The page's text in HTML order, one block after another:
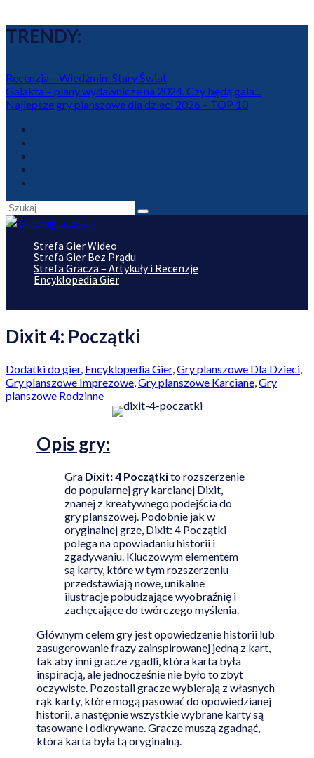
TRENDY:
Recenzja – Wiedźmin: Stary Świat
Galakta – plany wydawnicze na 2024. Czy będą gala...
Najlepsze gry planszowe dla dzieci 2026 – TOP 10
Strefa Gier Wideo
Strefa Gier Bez Prądu
Strefa Gracza – Artykuły i Recenzje
Encyklopedia Gier
Dixit 4: Początki
Dodatki do gier, Encyklopedia Gier,Gry planszowe Dla Dzieci,
Gry planszowe Imprezowe,Gry planszowe Karciane,Gry
planszowe Rodzinne
Opis gry:
Gra Dixit: 4 Początkito rozszerzenie
do popularnej gry karcianej Dixit,
znanej z kreatywnego podejścia do
gry planszowej. Podobnie jak w
oryginalnej grze, Dixit: 4 Początki
polega na opowiadaniu historii i
zgadywaniu. Kluczowym elementem
są karty, które w tym rozszerzeniu
przedstawiają nowe, unikalne
ilustracje pobudzające wyobraźnię i
zachęcające do twórczego myślenia.
Głównym celem gry jest opowiedzenie historii lub
zasugerowanie frazy zainspirowanej jedną z kart,
tak aby inni gracze zgadli, która karta była
inspiracją, ale jednocześnie nie było to zbyt
oczywiste. Pozostali gracze wybierają z własnych
rąk karty, które mogą pasować do opowiedzianej
historii, a następnie wszystkie wybrane karty są
tasowane i odkrywane. Gracze muszą zgadnąć,
która karta była tą oryginalną.